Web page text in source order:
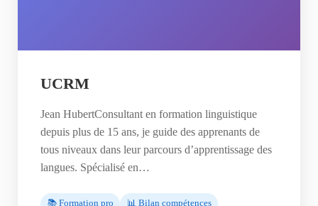
UCRM
Jean HubertConsultant en formation linguistique
depuis plus de 15 ans, je guide des apprenants de
tous niveaux dans leur parcours d’apprentissage des
langues. Spécialisé en…
📚 Formation pro 📊 Bilan compétences